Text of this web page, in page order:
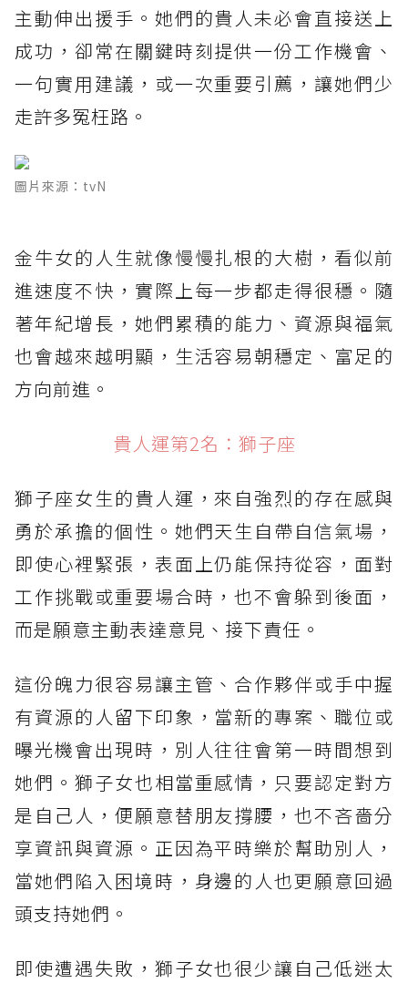
主動伸出援手。她們的貴人未必會直接送上
成功，卻常在關鍵時刻提供一份工作機會、
一句實用建議，或一次重要引薦，讓她們少
走許多冤枉路。
圖片來源：tvN
金牛女的人生就像慢慢扎根的大樹，看似前
進速度不快，實際上每一步都走得很穩。隨
著年紀增長，她們累積的能力、資源與福氣
也會越來越明顯，生活容易朝穩定、富足的
方向前進。
貴人運第2名：獅子座
獅子座女生的貴人運，來自強烈的存在感與
勇於承擔的個性。她們天生自帶自信氣場，
即使心裡緊張，表面上仍能保持從容，面對
工作挑戰或重要場合時，也不會躲到後面，
而是願意主動表達意見、接下責任。
這份魄力很容易讓主管、合作夥伴或手中握
有資源的人留下印象，當新的專案、職位或
曝光機會出現時，別人往往會第一時間想到
她們。獅子女也相當重感情，只要認定對方
是自己人，便願意替朋友撐腰，也不吝嗇分
享資訊與資源。正因為平時樂於幫助別人，
當她們陷入困境時，身邊的人也更願意回過
頭支持她們。
即使遭遇失敗，獅子女也很少讓自己低迷太